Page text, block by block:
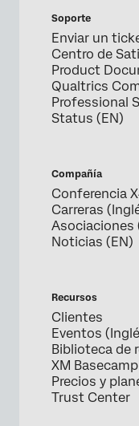
Soporte
Enviar un
Centro de
Product
Qualtrics
Professional
Status (EN)
Compañía
Conferencia
Carreras
Asociaciones
Noticias (EN)
Recursos
Clientes
Eventos
Biblioteca de
XM Basecamp
Precios y
Trust Center